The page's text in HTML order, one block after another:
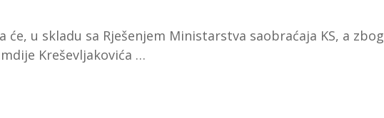
će, u skladu sa Rješenjem Ministarstva saobraćaja KS, a zbog
Kreševljakovića …